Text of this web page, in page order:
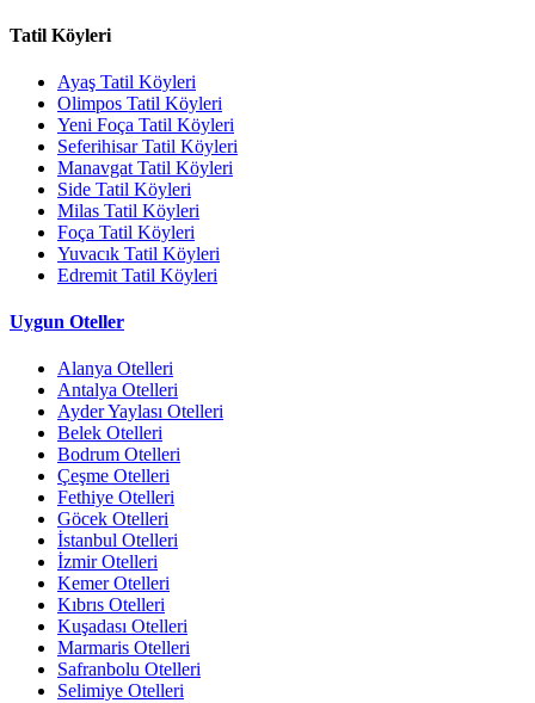
Tatil Köyleri
Ayaş Tatil Köyleri
Olimpos Tatil Köyleri
Yeni Foça Tatil Köyleri
Seferihisar Tatil Köyleri
Manavgat Tatil Köyleri
Side Tatil Köyleri
Milas Tatil Köyleri
Foça Tatil Köyleri
Yuvacık Tatil Köyleri
Edremit Tatil Köyleri
Uygun Oteller
Alanya Otelleri
Antalya Otelleri
Ayder Yaylası Otelleri
Belek Otelleri
Bodrum Otelleri
Çeşme Otelleri
Fethiye Otelleri
Göcek Otelleri
İstanbul Otelleri
İzmir Otelleri
Kemer Otelleri
Kıbrıs Otelleri
Kuşadası Otelleri
Marmaris Otelleri
Safranbolu Otelleri
Selimiye Otelleri